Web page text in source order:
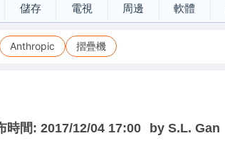
儲存 電視 周邊 軟體
Anthropic 摺疊機
時間: 2017/12/04 17:00 by S.L. Gan